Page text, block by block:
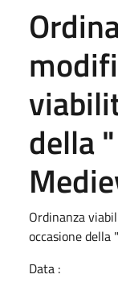
della
Ordinanza
occasione della
Data :